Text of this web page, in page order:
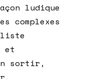
ludique
complexes
et
sortir,